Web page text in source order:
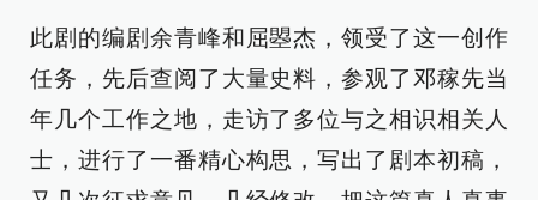
此剧的编剧余青峰和屈曌杰，领受了这一创作
任务，先后查阅了大量史料，参观了邓稼先当
年几个工作之地，走访了多位与之相识相关人
士，进行了一番精心构思，写出了剧本初稿，